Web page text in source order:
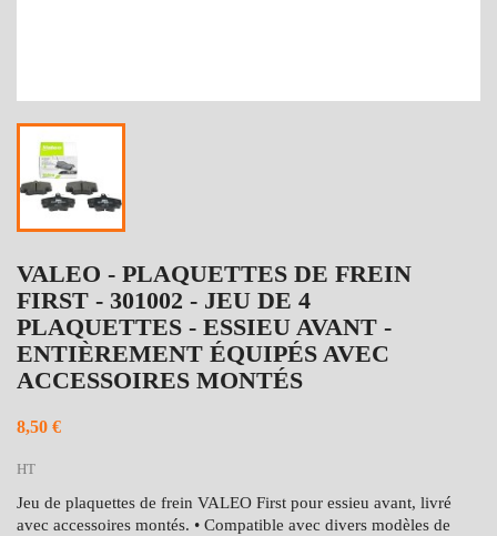
VALEO - PLAQUETTES DE FREIN
FIRST - 301002 - JEU DE 4
PLAQUETTES - ESSIEU AVANT -
ENTIÈREMENT ÉQUIPÉS AVEC
ACCESSOIRES MONTÉS
8,50 €
HT
Jeu de plaquettes de frein VALEO First pour essieu avant, livré
avec accessoires montés. • Compatible avec divers modèles de